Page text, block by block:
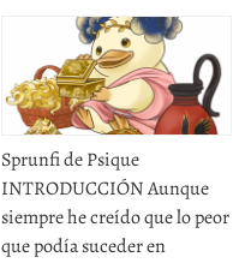
Sprunfi de Psique
INTRODUCCIÓN Aunque
siempre he creído que lo peor
que podía suceder en